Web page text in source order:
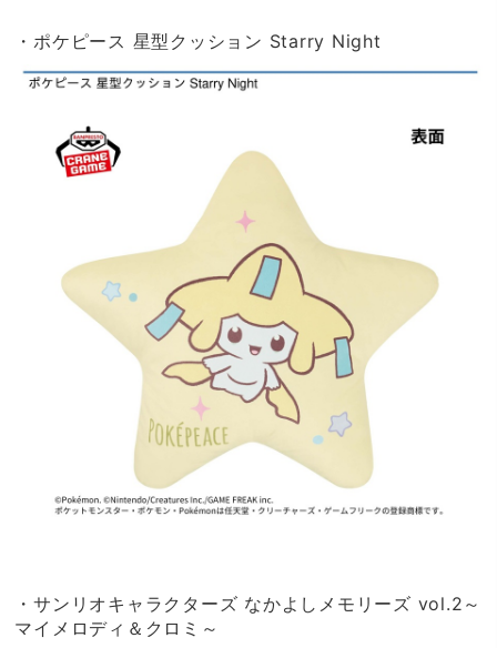
・ポケピース 星型クッション Starry Night
・サンリオキャラクターズ なかよしメモリーズ vol.2～
マイメロディ＆クロミ～